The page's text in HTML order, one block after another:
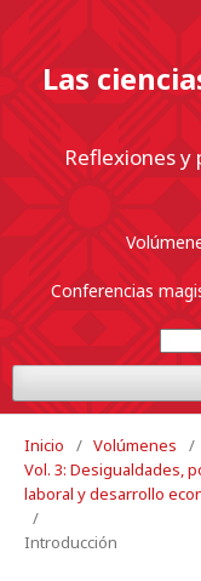
Las
Reflexiones y
Conferencias
Inicio / Volúmenes
/
Vol. 3: Desigualdades,
laboral y desarrollo
/
Introducción